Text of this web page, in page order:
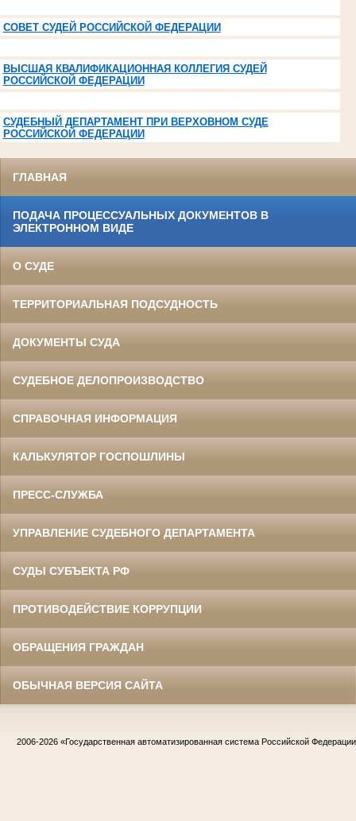
СОВЕТ СУДЕЙ РОССИЙСКОЙ ФЕДЕРАЦИИ
ВЫСШАЯ КВАЛИФИКАЦИОННАЯ КОЛЛЕГИЯ СУДЕЙ
РОССИЙСКОЙ ФЕДЕРАЦИИ
СУДЕБНЫЙ ДЕПАРТАМЕНТ ПРИ ВЕРХОВНОМ СУДЕ
РОССИЙСКОЙ ФЕДЕРАЦИИ
ГЛАВНАЯ
ПОДАЧА ПРОЦЕССУАЛЬНЫХ ДОКУМЕНТОВ В
ЭЛЕКТРОННОМ ВИДЕ
О СУДЕ
ТЕРРИТОРИАЛЬНАЯ ПОДСУДНОСТЬ
ДОКУМЕНТЫ СУДА
СУДЕБНОЕ ДЕЛОПРОИЗВОДСТВО
СПРАВОЧНАЯ ИНФОРМАЦИЯ
КАЛЬКУЛЯТОР ГОСПОШЛИНЫ
ПРЕСС-СЛУЖБА
УПРАВЛЕНИЕ СУДЕБНОГО ДЕПАРТАМЕНТА
СУДЫ СУБЪЕКТА РФ
ПРОТИВОДЕЙСТВИЕ КОРРУПЦИИ
ОБРАЩЕНИЯ ГРАЖДАН
ОБЫЧНАЯ ВЕРСИЯ САЙТА
2006-2026 «Государственная автоматизированная система Российской